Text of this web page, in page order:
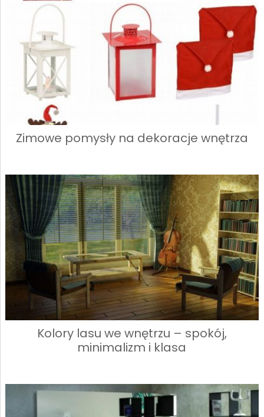
Zimowe pomysły na dekoracje wnętrza
Kolory lasu we wnętrzu – spokój,
minimalizm i klasa